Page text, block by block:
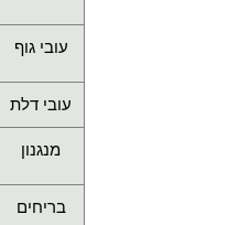
עובי גוף
עובי דלת
מנגנון
בריחים